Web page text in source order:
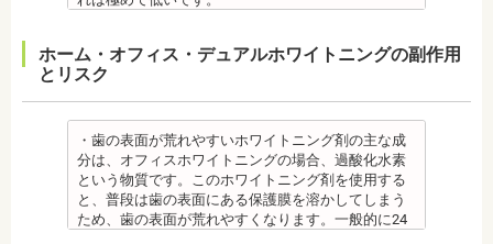
【プロフィール】 日本大学歯学部卒業
歯学博士（口腔外科学）
日本大学歯学部非常勤講師
・矯正治療で歯を動かして歯並びを整える「動的治
療」を終えて歯並びが改善されても、まだ歯が元の
安定するまでの保定期間には個人差があるので、治
療後も歯科医師の指示を守ってください。
監修医情報 医療法人社団日坂会 理事長 日坂充宏
先生
【プロフィール】
日本大学歯学部卒業
都内歯科医院にて勤務
新潟大学医歯学総合病院にて研修
都内歯科医院にて勤務
（過剰摂取）推定中毒量は、5歳児（体重18Kg）が
週5回法のフッ化物洗口液（0.05％フッ化ナトリウム
溶液）を40人分一度に飲んだ場合に到達（厚生労働
省 フッ化物の急性中毒量 e-ヘルスネット）
また、フッ素を塗った場合でも、ブラッシング不足
や磨き残しがあれば虫歯はできてしまいます。フッ
素は虫歯ができにくくなるだけで、通常の歯ブラ
シ、歯間掃除などは必要です。
備考 フッ素を塗布して、歯をコーティングし虫歯に
ホーム・オフィス・デュアルホワイトニングの副作用
とリスク
・歯の表面が荒れやすいホワイトニング剤の主な成
分は、オフィスホワイトニングの場合、過酸化水素
という物質です。このホワイトニング剤を使用する
と、普段は歯の表面にある保護膜を溶かしてしまう
ため、歯の表面が荒れやすくなります。一般的に24